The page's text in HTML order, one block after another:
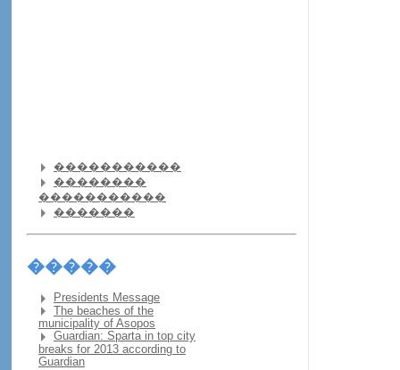
�����������
��������
�����������
�������
�����
Presidents Message
The beaches of the
municipality of Asopos
Guardian: Sparta in top city
breaks for 2013 according to
Guardian